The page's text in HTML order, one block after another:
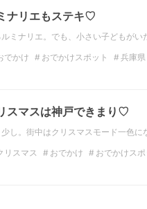
ナリエもステキ♡
ミナリエ。でも、小さい子どもが
でかけ おでかけスポット 兵庫県
スマスは神戸できまり♡
少し。街中はクリスマスモード一色
リスマス おでかけ おでかけスポ